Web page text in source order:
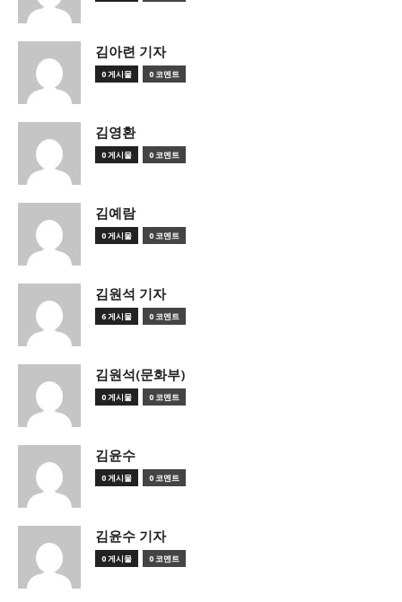
김아련 기자
0 게시물 0 코멘트
김영환
0 게시물 0 코멘트
김예람
0 게시물 0 코멘트
김원석 기자
6 게시물 0 코멘트
김원석(문화부)
0 게시물 0 코멘트
김윤수
0 게시물 0 코멘트
김윤수 기자
0 게시물 0 코멘트